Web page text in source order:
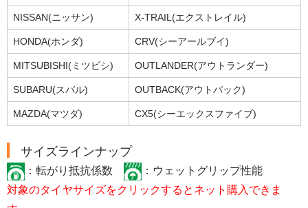
NISSAN(ニッサン) X-TRAIL(エクストレイル)
HONDA(ホンダ) CRV(シーアールブイ)
MITSUBISHI(ミツビシ) OUTLANDER(アウトランダー)
SUBARU(スバル) OUTBACK(アウトバック)
MAZDA(マツダ) CX5(シーエックスファイブ)
サイズラインナップ
：転がり抵抗係数
：ウェットグリップ性能
対象のタイヤサイズをクリックするとネット購入できま